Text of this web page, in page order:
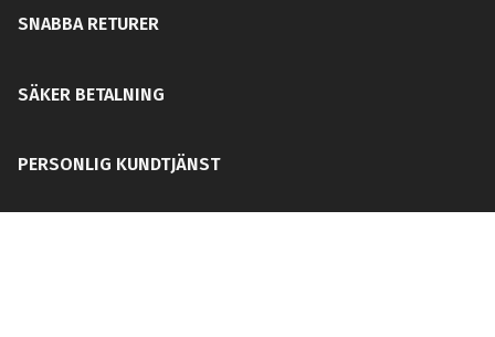
SNABBA RETURER
SÄKER BETALNING
PERSONLIG KUNDTJÄNST